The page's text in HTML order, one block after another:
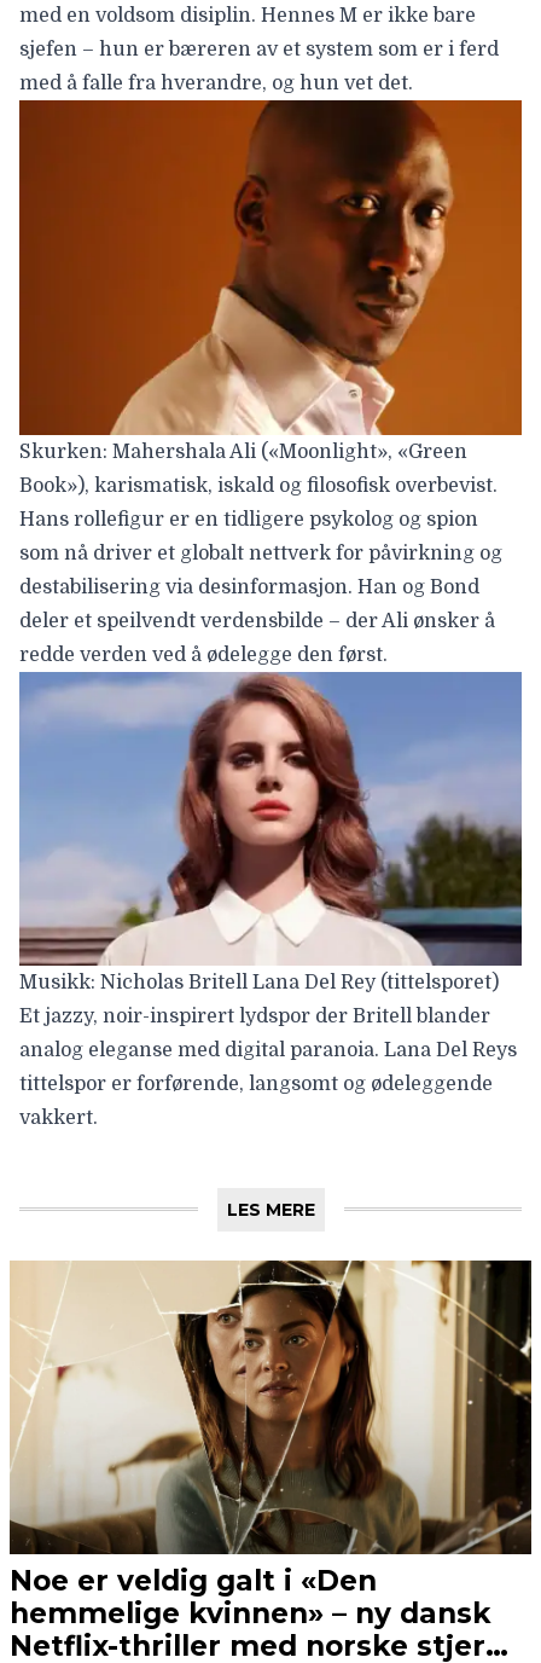
med en voldsom disiplin. Hennes M er ikke bare
sjefen – hun er bæreren av et system som er i ferd
med å falle fra hverandre, og hun vet det.
Skurken: Mahershala Ali («Moonlight», «Green
Book»), karismatisk, iskald og filosofisk overbevist.
Hans rollefigur er en tidligere psykolog og spion
som nå driver et globalt nettverk for påvirkning og
destabilisering via desinformasjon. Han og Bond
deler et speilvendt verdensbilde – der Ali ønsker å
redde verden ved å ødelegge den først.
Musikk: Nicholas Britell Lana Del Rey (tittelsporet)
Et jazzy, noir-inspirert lydspor der Britell blander
analog eleganse med digital paranoia. Lana Del Reys
tittelspor er forførende, langsomt og ødeleggende
vakkert.
LES MERE